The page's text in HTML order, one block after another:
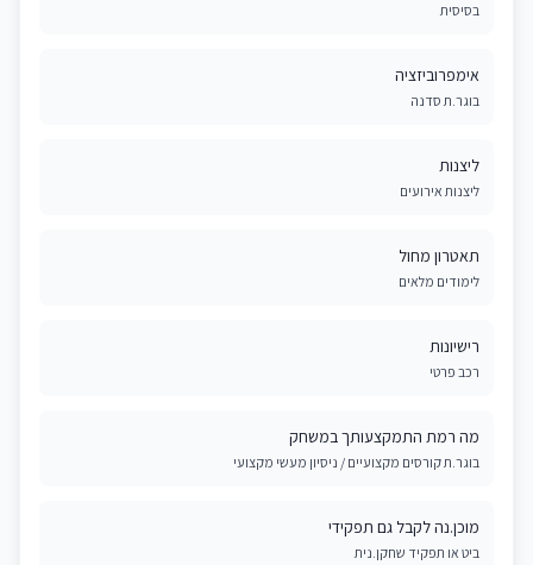
בסיסית
אימפרוביזציה
בוגר.ת סדנה
ליצנות
ליצנות אירועים
תאטרון מחול
לימודים מלאים
רישיונות
רכב פרטי
מה רמת התמקצעותך במשחק
בוגר.ת קורסים מקצועיים / ניסיון מעשי מקצועי
מוכן.נה לקבל גם תפקידי
ביט או תפקיד שחקן.נית